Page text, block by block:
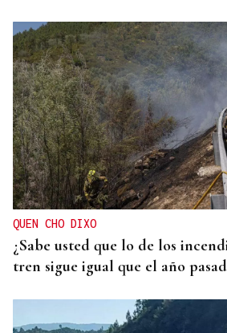
QUEN CHO DIXO
¿Sabe usted que lo de los
tren sigue igual que el año